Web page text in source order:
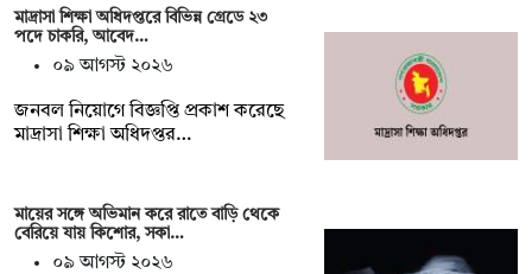
মাদ্রাসা শিক্ষা অধিদপ্তরে বিভিন্ন গ্রেডে ২৩
পদে চাকরি, আবেদ…
০৯ আগস্ট ২০২৬
জনবল নিয়োগে বিজ্ঞপ্তি প্রকাশ করেছে
মাদ্রাসা শিক্ষা অধিদপ্তর…
মায়ের সঙ্গে অভিমান করে রাতে বাড়ি থেকে
বেরিয়ে যায় কিশোর, সকা…
০৯ আগস্ট ২০২৬